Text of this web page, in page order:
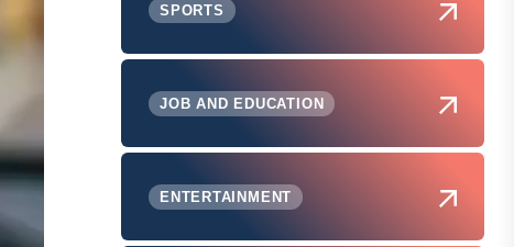
SPORTS
JOB AND EDUCATION
ENTERTAINMENT